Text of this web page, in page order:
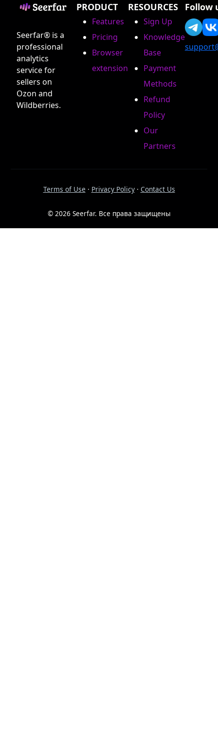
Seerfar® is a
professional
analytics
service for
sellers on
Ozon and
Wildberries.
PRODUCT
Features
Pricing
Browser
extension
RESOURCES
Sign Up
Knowledge
Base
Payment
Methods
Refund
Policy
Our
Partners
Follow
Terms of Use · Privacy Policy· Contact Us
© 2026 Seerfar. Все права защищены